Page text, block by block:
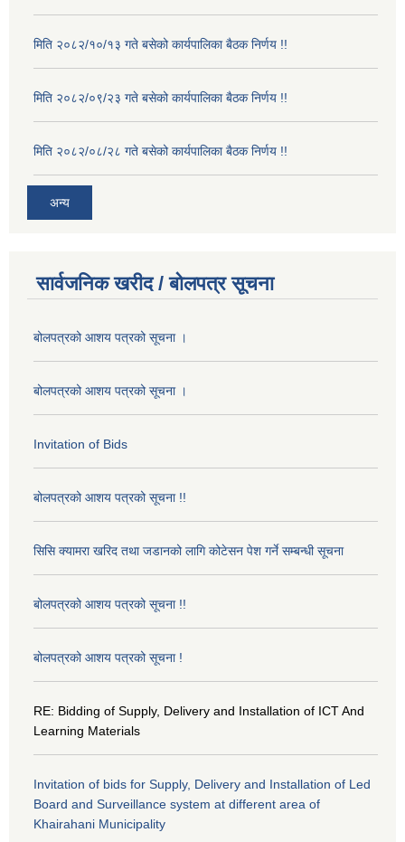
मिति २०८२/१०/१३ गते बसेको कार्यपालिका बैठक निर्णय !!
मिति २०८२/०९/२३ गते बसेको कार्यपालिका बैठक निर्णय !!
मिति २०८२/०८/२८ गते बसेको कार्यपालिका बैठक निर्णय !!
अन्य
सार्वजनिक खरीद / बोलपत्र सूचना
बोलपत्रको आशय पत्रको सूचना ।
बोलपत्रको आशय पत्रको सूचना ।
Invitation of Bids
बोलपत्रको आशय पत्रको सूचना !!
सिसि क्यामरा खरिद तथा जडानको लागि कोटेसन पेश गर्ने सम्बन्धी सूचना
बोलपत्रको आशय पत्रको सूचना !!
बोलपत्रको आशय पत्रको सूचना !
RE: Bidding of Supply, Delivery and Installation of ICT And
Learning Materials
Invitation of bids for Supply, Delivery and Installation of Led
Board and Surveillance system at different area of
Khairahani Municipality